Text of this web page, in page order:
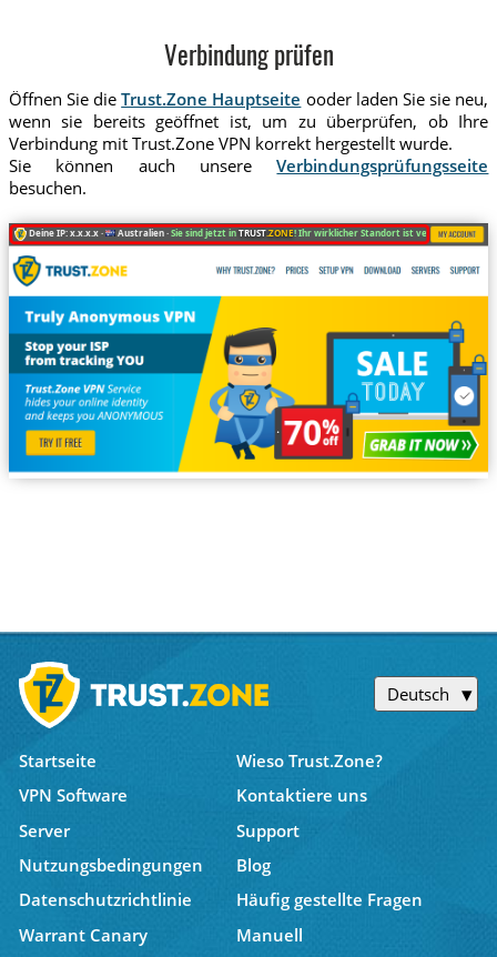
Verbindung prüfen
Öffnen Sie dieTrust.Zone Hauptseite ooder laden Sie sie neu,
wenn sie bereits geöffnet ist, um zu überprüfen, ob Ihre
Verbindung mit Trust.Zone VPN korrekt hergestellt wurde.
Sie können auch unsereVerbindungsprüfungsseite
besuchen.
Deine IP: x.x.x.x · Australien ·Sie sind jetzt inTRUST.ZONE! Ihr wirklicher Standort ist versteckt!
Deutsch
Startseite
Wieso Trust.Zone?
VPN Software
Kontaktiere uns
Server
Support
Nutzungsbedingungen
Blog
Datenschutzrichtlinie
Häufig gestellte Fragen
Warrant Canary
Manuell